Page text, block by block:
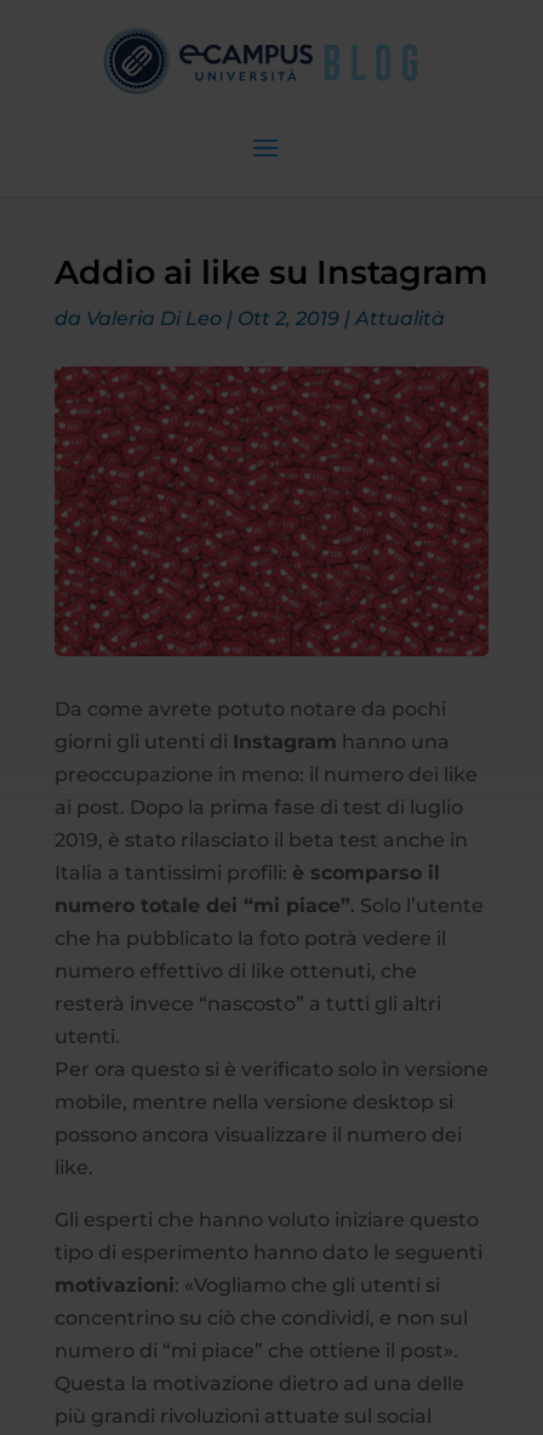
Addio ai like su Instagram
da Valeria Di Leo| Ott 2, 2019|Attualità
Da come avrete potuto notare da pochi
giorni gli utenti di Instagram hanno una
preoccupazione in meno: il numero dei like
ai post. Dopo la prima fase di test di luglio
2019, è stato rilasciato il beta test anche in
Italia a tantissimi profili: è scomparso il
numero totale dei “mi piace”. Solo l’utente
che ha pubblicato la foto potrà vedere il
numero effettivo di like ottenuti, che
resterà invece “nascosto” a tutti gli altri
utenti.
Per ora questo si è verificato solo in versione
mobile, mentre nella versione desktop si
possono ancora visualizzare il numero dei
like.
Gli esperti che hanno voluto iniziare questo
tipo di esperimento hanno dato le seguenti
motivazioni: «Vogliamo che gli utenti si
concentrino su ciò che condividi, e non sul
numero di “mi piace” che ottiene il post».
Questa la motivazione dietro ad una delle
più grandi rivoluzioni attuate sul social